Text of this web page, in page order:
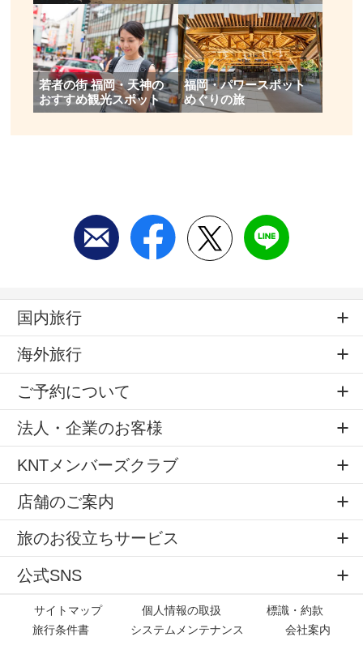
​若者の街 福岡・天神の
おすすめ観光スポット
福岡・パワースポット
めぐりの旅
国内旅行
海外旅行
ご予約について
法人・企業のお客様
KNTメンバーズクラブ
店舗のご案内
旅のお役立ちサービス
公式SNS
サイトマップ 個人情報の取扱
標識・約款
旅行条件書
システムメンテナンス 会社案内